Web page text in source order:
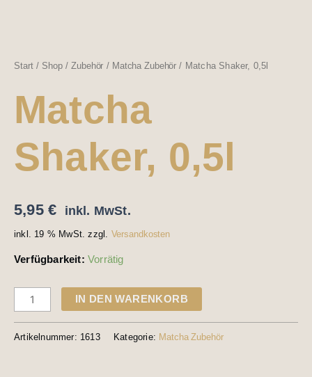
Start/ Shop/Zubehör / Matcha Zubehör / Matcha Shaker, 0,5l
Matcha
Shaker, 0,5l
5,95 € inkl. MwSt.
inkl. 19 % MwSt. zzgl. Versandkosten
Verfügbarkeit: Vorrätig
IN DEN WARENKORB
Artikelnummer: 1613 Kategorie: Matcha Zubehör